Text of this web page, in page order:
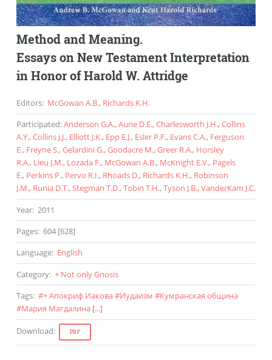
Method and Meaning.
Essays on New Testament Interpretation
in Honor of Harold W. Attridge
Editors: McGowan A.B., Richards K.H.
Participated:Anderson G.A., Aune D.E., Charlesworth J.H., Collins
A.Y., Collins J.J., Elliott J.K., Epp E.J., Esler P.F., Evans C.A., Ferguson
E., Freyne S., Gelardini G., Goodacre M., Greer R.A., Horsley
R.A., Lieu J.M., Lozada F., McGowan A.B., McKnight E.V., Pagels
E., Perkins P., Pervo R.I., Rhoads D., Richards K.H., Robinson
J.M., Runia D.T., Stegman T.D., Tobin T.H., Tyson J.B., VanderKam J.C.
Year: 2011
Pages: 604 [628]
Language: English
Category: + Not only Gnosis
Tags: #+ Апокриф Иакова#Иудаизм #Кумранская община
#Мария Магдалина [...]
Download: PDF